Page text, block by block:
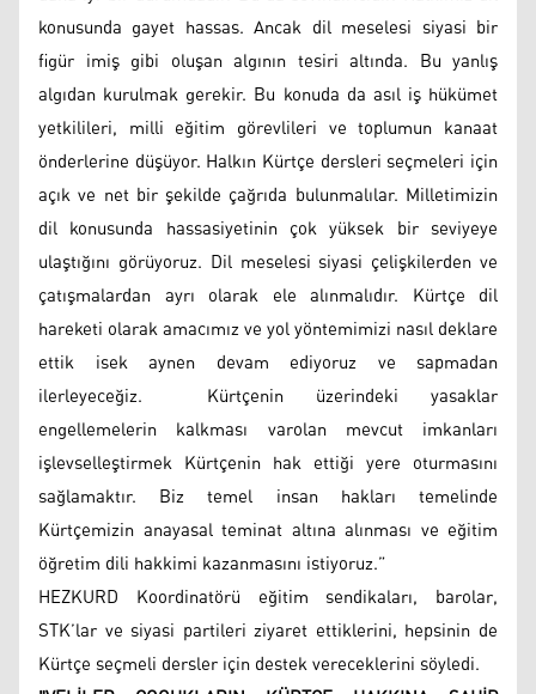
konusunda gayet hassas. Ancak dil meselesi siyasi bir
figür imiş gibi oluşan algının tesiri altında. Bu yanlış
algıdan kurulmak gerekir. Bu konuda da asıl iş hükümet
yetkilileri, milli eğitim görevlileri ve toplumun kanaat
önderlerine düşüyor. Halkın Kürtçe dersleri seçmeleri için
açık ve net bir şekilde çağrıda bulunmalılar. Milletimizin
dil konusunda hassasiyetinin çok yüksek bir seviyeye
ulaştığını görüyoruz. Dil meselesi siyasi çelişkilerden ve
çatışmalardan ayrı olarak ele alınmalıdır. Kürtçe dil
hareketi olarak amacımız ve yol yöntemimizi nasıl deklare
ettik isek aynen devam ediyoruz ve sapmadan
ilerleyeceğiz. Kürtçenin üzerindeki yasaklar
engellemelerin kalkması varolan mevcut imkanları
işlevselleştirmek Kürtçenin hak ettiği yere oturmasını
sağlamaktır. Biz temel insan hakları temelinde
Kürtçemizin anayasal teminat altına alınması ve eğitim
öğretim dili hakkimi kazanmasını istiyoruz.”
HEZKURD Koordinatörü eğitim sendikaları, barolar,
STK’lar ve siyasi partileri ziyaret ettiklerini, hepsinin de
Kürtçe seçmeli dersler için destek vereceklerini söyledi.